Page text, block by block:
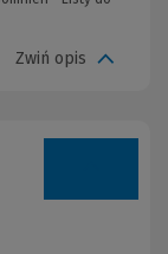
Zwiń opis